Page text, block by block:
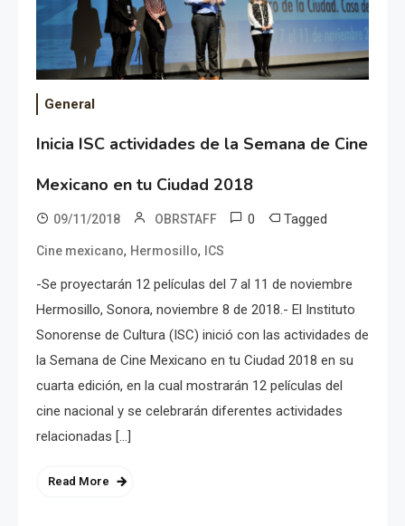
General
Inicia ISC actividades de la Semana de Cine
Mexicano en tu Ciudad 2018
09/11/2018 OBRSTAFF 0 Tagged
Cine mexicano, Hermosillo, ICS
-Se proyectarán 12 películas del 7 al 11 de noviembre
Hermosillo, Sonora, noviembre 8 de 2018.- El Instituto
Sonorense de Cultura (ISC) inició con las actividades de
la Semana de Cine Mexicano en tu Ciudad 2018 en su
cuarta edición, en la cual mostrarán 12 películas del
cine nacional y se celebrarán diferentes actividades
relacionadas […]
Read More